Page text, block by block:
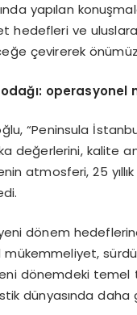
yapılan
hedefleri ve
çevirerek
operasyonel
“Peninsula
değerlerini, kalite
atmosferi, 25
yeni dönem
mükemmeliyet,
dönemdeki temel
dünyasında daha